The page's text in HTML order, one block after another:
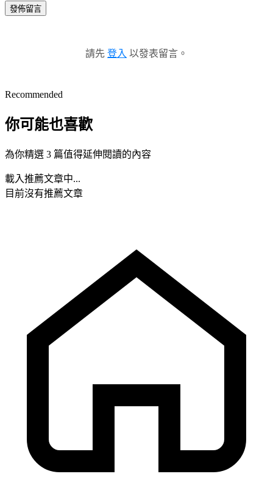
發佈留言
請先 登入 以發表留言。
Recommended
你可能也喜歡
為你精選 3 篇值得延伸閱讀的內容
載入推薦文章中...
目前沒有推薦文章